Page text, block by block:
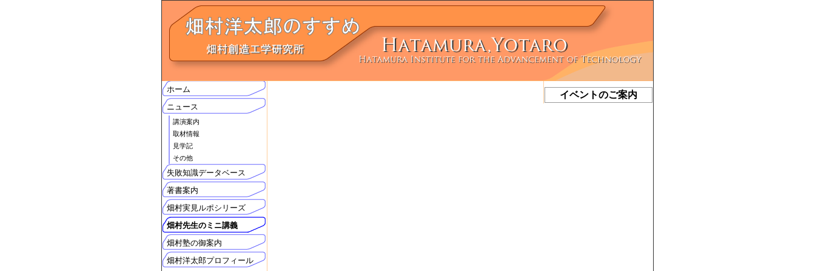
ホーム
ニュース
講演案内
取材情報
見学記
その他
失敗知識データベース
著書案内
畑村実見ルポシリーズ
畑村先生のミニ講義
畑村塾の御案内
畑村洋太郎プロフィール
イベントのご案内